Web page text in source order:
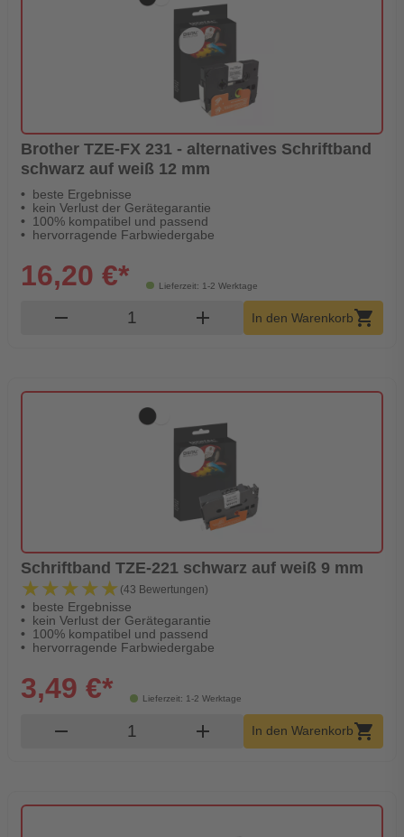
Brother TZE-FX 231 - alternatives Schriftband
schwarz auf weiß 12 mm
beste Ergebnisse
kein Verlust der Gerätegarantie
100% kompatibel und passend
hervorragende Farbwiedergabe
Lieferzeit: 1-2 Werktage
16,20 €*
remove Produkt Warenkorb Menge
add In den Warenkorbshopping_cart
Schriftband TZE-221 schwarz auf weiß 9 mm
★★★★★
★★★★★ (43 Bewertungen)
beste Ergebnisse
kein Verlust der Gerätegarantie
100% kompatibel und passend
hervorragende Farbwiedergabe
Lieferzeit: 1-2 Werktage
3,49 €*
remove Produkt Warenkorb Menge
add In den Warenkorbshopping_cart